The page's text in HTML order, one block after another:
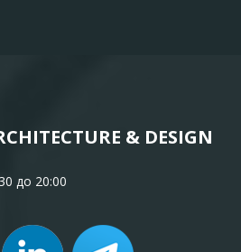
& DESIGN
до 20:00